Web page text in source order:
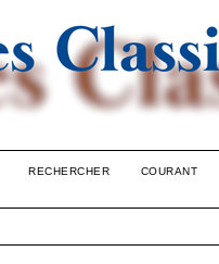
RECHERCHER COURANT